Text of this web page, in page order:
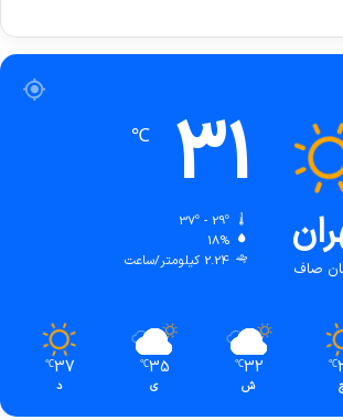
صاف
31
℃
37º - 29º
18%
2.24 کیلومتر/ساعت
℃
32
℃
ش
35
℃
ی
37
℃
د